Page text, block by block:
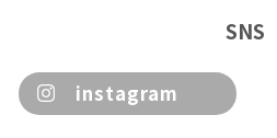
SNS
instagram